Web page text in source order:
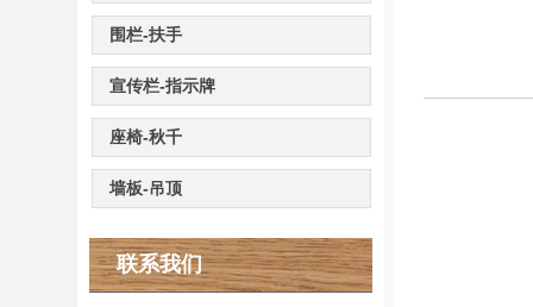
围栏-扶手
宣传栏-指示牌
座椅-秋千
墙板-吊顶
联系我们